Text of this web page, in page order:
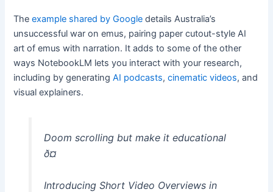
Theexample shared by Google details Australia’s
unsuccessful war on emus, pairing paper cutout-style AI
art of emus with narration. It adds to some of the other
ways NotebookLM lets you interact with your research,
including by generatingAI podcasts,cinematic videos, and
visual explainers.
Doom scrolling but make it educational
ð¤
Introducing Short Video Overviews in